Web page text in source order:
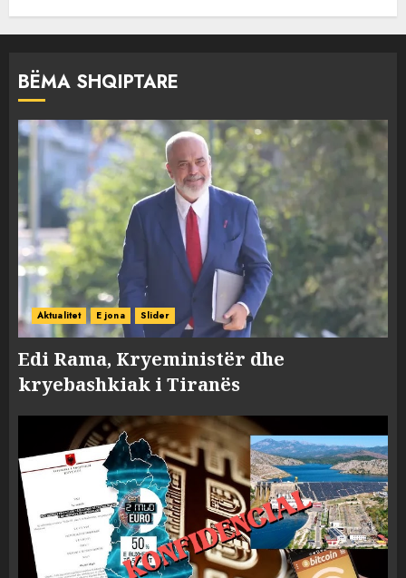
BËMA SHQIPTARE
Aktualitet E jona Slider
Edi Rama, Kryeministër dhe
kryebashkiak i Tiranës